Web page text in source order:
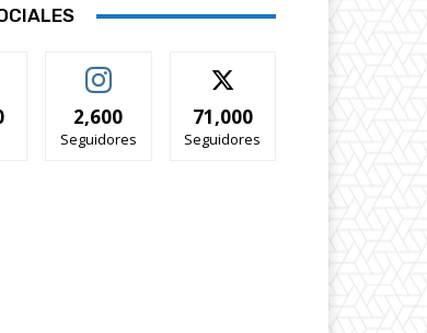
2,600
Seguidores
71,000
Seguidores